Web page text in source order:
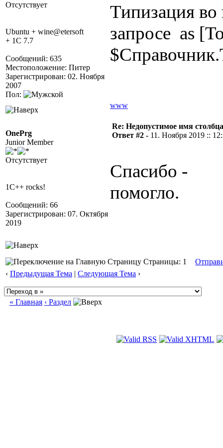
Отсутствует
Ubuntu + wine@etersoft
+ 1C 7.7
Сообщений: 635
Местоположение: Питер
Зарегистрирован: 02. Ноября
2007
Пол:
Типизация во
запросе as
www
OnePrg
Junior Member
Отсутствует
1C++ rocks!
Сообщений: 66
Зарегистрирован: 07. Октября
2019
Re: Недопустимое имя столбца
Ответ #2 - 11. Ноября 2019 ::
Спасибо -
помогло.
Страницы: 1
‹ Предыдущая Тема | Следующая Тема ›
« Главная ‹ Раздел